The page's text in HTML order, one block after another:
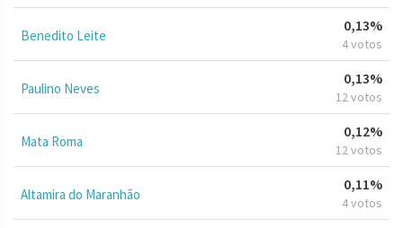
Benedito Leite
0,13%
4 votos
Paulino Neves
0,13%
12 votos
Mata Roma
0,12%
12 votos
Altamira do Maranhão
0,11%
4 votos